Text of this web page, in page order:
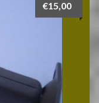
€15,00